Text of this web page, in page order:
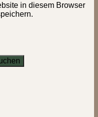
in diesem Browser